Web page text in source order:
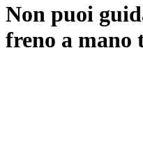
Non puoi
freno a mano